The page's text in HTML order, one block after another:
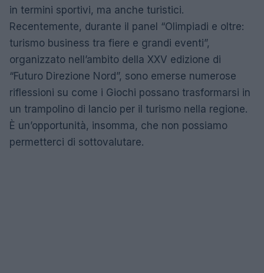
in termini sportivi, ma anche turistici.
Recentemente, durante il panel “Olimpiadi e oltre:
turismo business tra fiere e grandi eventi”,
organizzato nell’ambito della XXV edizione di
“Futuro Direzione Nord”, sono emerse numerose
riflessioni su come i Giochi possano trasformarsi in
un trampolino di lancio per il turismo nella regione.
È un’opportunità, insomma, che non possiamo
permetterci di sottovalutare.